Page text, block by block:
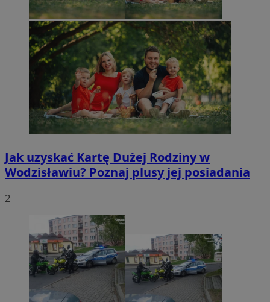
Jak uzyskać Kartę Dużej Rodziny w
Wodzisławiu? Poznaj plusy jej posiadania
2